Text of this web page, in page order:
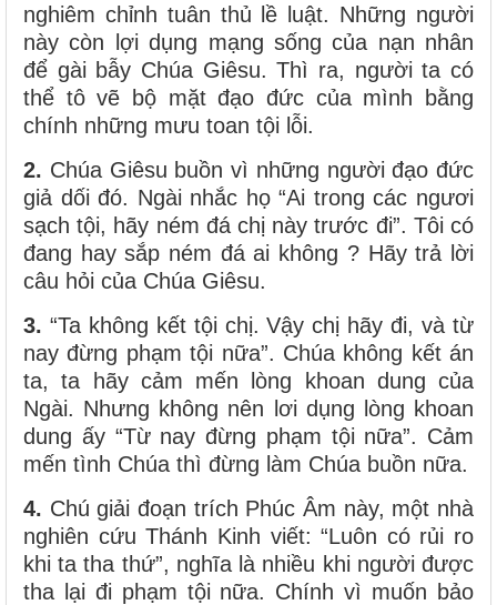
nghiêm chỉnh tuân thủ lề luật. Những người
này còn lợi dụng mạng sống của nạn nhân
để gài bẫy Chúa Giêsu. Thì ra, người ta có
thể tô vẽ bộ mặt đạo đức của mình bằng
chính những mưu toan tội lỗi.
2. Chúa Giêsu buồn vì những người đạo đức
giả dối đó. Ngài nhắc họ “Ai trong các ngươi
sạch tội, hãy ném đá chị này trước đi”. Tôi có
đang hay sắp ném đá ai không ? Hãy trả lời
câu hỏi của Chúa Giêsu.
3. “Ta không kết tội chị. Vậy chị hãy đi, và từ
nay đừng phạm tội nữa”. Chúa không kết án
ta, ta hãy cảm mến lòng khoan dung của
Ngài. Nhưng không nên lơi dụng lòng khoan
dung ấy “Từ nay đừng phạm tội nữa”. Cảm
mến tình Chúa thì đừng làm Chúa buồn nữa.
4. Chú giải đoạn trích Phúc Âm này, một nhà
nghiên cứu Thánh Kinh viết: “Luôn có rủi ro
khi ta tha thứ”, nghĩa là nhiều khi người được
tha lại đi phạm tội nữa. Chính vì muốn bảo